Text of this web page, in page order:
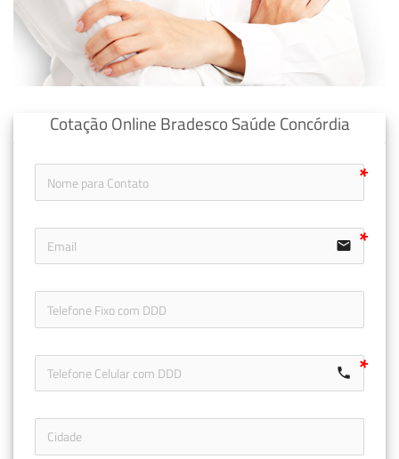
Cotação Online Bradesco Saúde Concórdia
email
call